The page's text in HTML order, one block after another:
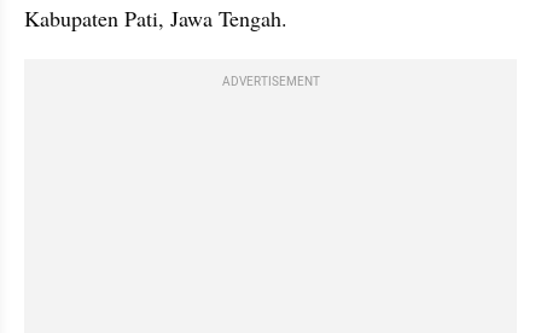
Kabupaten Pati, Jawa Tengah.
ADVERTISEMENT